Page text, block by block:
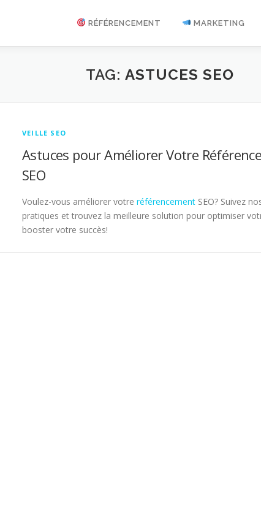
RÉFÉRENCEMENT MARKETING
TAG: ASTUCES SEO
VEILLE SEO
Astuces pour Améliorer Votre
SEO
Voulez-vous améliorer votre référencement SEO? Suivez
pratiques et trouvez la meilleure solution pour optimiser
booster votre succès!